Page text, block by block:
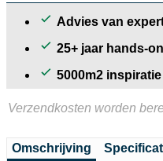
Advies van
25+ jaar hands-
5000m2 inspiratie
Verzendkosten worden
Omschrijving